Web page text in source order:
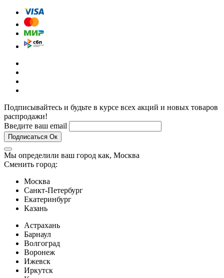
Подписывайтесь и будьте в курсе всех акций и новых товаров
распродажи!
Введите ваш email
Подписаться Ок
Мы определили ваш город как, Москва
Сменить город:
Москва
Санкт-Петербург
Екатеринбург
Казань
Астрахань
Барнаул
Волгоград
Воронеж
Ижевск
Иркутск